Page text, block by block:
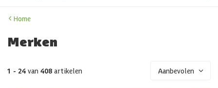
Home
Merken
1 - 24 van 408 artikelen Aanbevolen